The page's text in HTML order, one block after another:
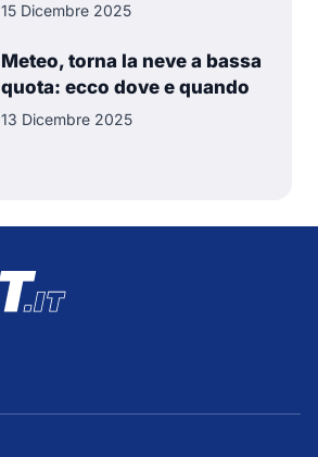
15 Dicembre 2025
Meteo, torna la neve a bassa
quota: ecco dove e quando
13 Dicembre 2025